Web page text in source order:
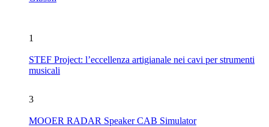
1
STEF Project: l’eccellenza artigianale nei cavi per strumenti
musicali
3
MOOER RADAR Speaker CAB Simulator